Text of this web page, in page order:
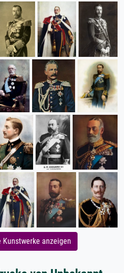
Kunstwerke anzeigen